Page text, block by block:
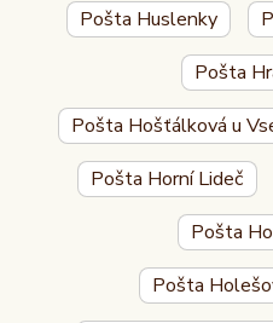
Pošta Huslenky
Pošta
Pošta Hošťálková u
Pošta Horní Lideč
Pošta
Pošta